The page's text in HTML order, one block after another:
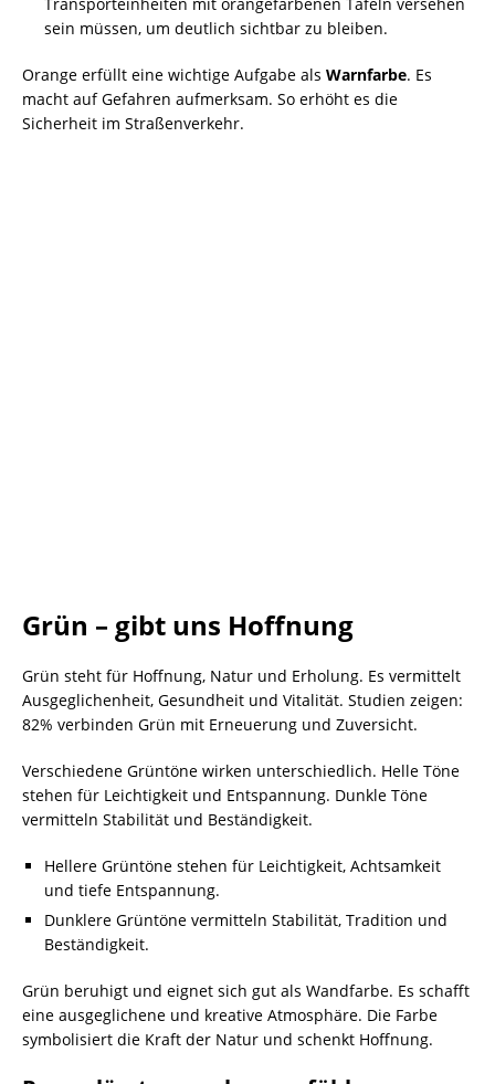
sein müssen, um deutlich sichtbar zu bleiben.
Orange erfüllt eine wichtige Aufgabe als Warnfarbe. Es
macht auf Gefahren aufmerksam. So erhöht es die
Sicherheit im Straßenverkehr.
Grün – gibt uns Hoffnung
Grün steht für Hoffnung, Natur und Erholung. Es vermittelt
Ausgeglichenheit, Gesundheit und Vitalität. Studien zeigen:
82% verbinden Grün mit Erneuerung und Zuversicht.
Verschiedene Grüntöne wirken unterschiedlich. Helle Töne
stehen für Leichtigkeit und Entspannung. Dunkle Töne
vermitteln Stabilität und Beständigkeit.
Hellere Grüntöne stehen für Leichtigkeit, Achtsamkeit
und tiefe Entspannung.
Dunklere Grüntöne vermitteln Stabilität, Tradition und
Beständigkeit.
Grün beruhigt und eignet sich gut als Wandfarbe. Es schafft
eine ausgeglichene und kreative Atmosphäre. Die Farbe
symbolisiert die Kraft der Natur und schenkt Hoffnung.